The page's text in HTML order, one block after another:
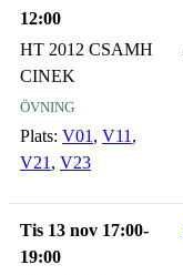
12:00
HT 2012 CSAMH
CINEK
övning
Plats: V01 , V11 ,
V21 , V23
Tis 13 nov 17:00-
19:00